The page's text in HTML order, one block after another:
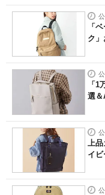
「
ク
「
選
上
イ